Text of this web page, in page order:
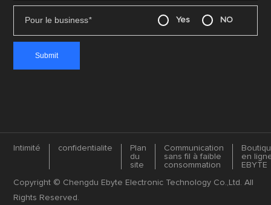
Pour le business* Yes NO
Intimité confidentialite
Plan
du
site
Communication
sans fil à faible
consommation
en
EBYTE
Copyright © Chengdu Ebyte Electronic Technology Co.,Ltd. All
Rights Reserved.